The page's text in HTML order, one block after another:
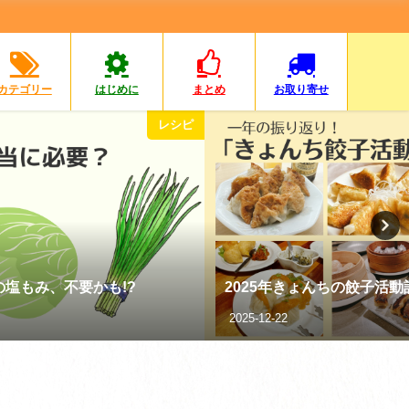
テゴリー はじめに まとめ お取り寄せ
レシピ
塩もみ、不要かも!? 2025年きょんちの餃子活動
2025-12-22